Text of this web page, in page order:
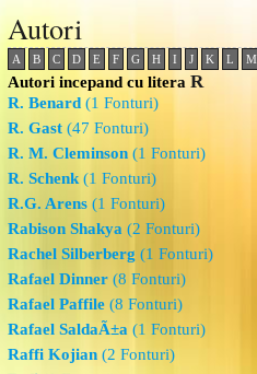
Autori
A B C D E F G H I J K L M
Autori incepand cu litera R
R. Benard (1 Fonturi)
R. Gast (47 Fonturi)
R. M. Cleminson (1 Fonturi)
R. Schenk (1 Fonturi)
R.G. Arens (1 Fonturi)
Rabison Shakya (2 Fonturi)
Rachel Silberberg (1 Fonturi)
Rafael Dinner (8 Fonturi)
Rafael Paffile (8 Fonturi)
Rafael SaldaÃ±a (1 Fonturi)
Raffi Kojian (2 Fonturi)